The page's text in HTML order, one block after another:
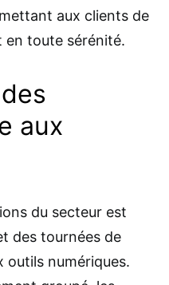
aux clients de
en toute sérénité.
aux
du secteur est
des tournées de
outils numériques.